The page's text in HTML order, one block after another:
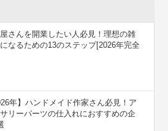
さんを開業したい人必見！理想の雑
なるための13のステップ[2026年完全
年】ハンドメイド作家さん必見！ア
リーパーツの仕入れにおすすめの企